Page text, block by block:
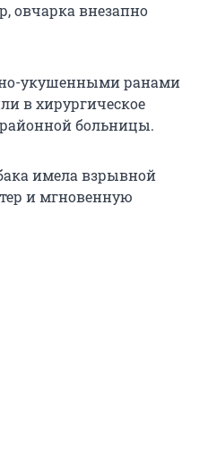
овчарка внезапно
укушенными ранами
в хирургическое
больницы.
имела взрывной
и мгновенную